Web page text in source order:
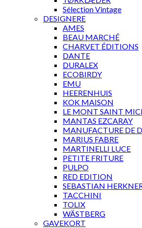
Sélection Vintage
DESIGNERE
AMES
BEAU MARCHÉ
CHARVET ÉDITIONS
DANTE
DURALEX
ECOBIRDY
EMU
HEERENHUIS
KOK MAISON
LE MONT SAINT
MANTAS EZCARAY
MANUFACTURE DE
MARIUS FABRE
MARTINELLI LUCE
PETITE FRITURE
PULPO
RED EDITION
SEBASTIAN
TACCHINI
TOLIX
WÄSTBERG
GAVEKORT